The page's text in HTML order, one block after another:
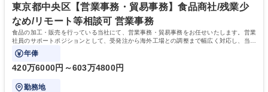
社員から頼られる存在になることができます。平均19:30の退勤以降の業
務の持ち帰りも禁止されており、メリハリのある働き方となります。 学
歴・資格 学歴：大学院 大学 高専 短大 語学力： 資格：
東京都中央区【営業事務・貿易事務】食品商社/残業少
なめ/リモート等相談可 営業事務
食品の加工・販売を行っている当社にて、営業事務・貿易事務をお任せいたします。営業
社員のサポートポジションとして、受発注から海外工場との調整まで幅広く対応し、当社
事業の根幹を支えていただきます。
年俸
420万6000円～603万4800円
勤務地